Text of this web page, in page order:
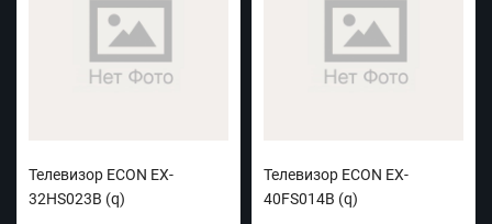
Телевизор ECON EX-
32HS023B (q)
Телевизор ECON EX-
40FS014B (q)